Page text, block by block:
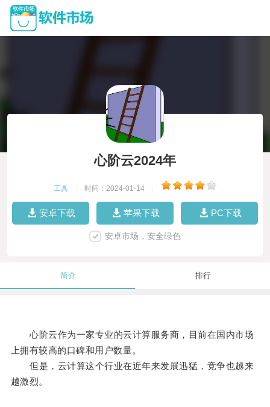
心阶云2024年
工具 时间：2024-01-14
安卓下载 苹果下载 PC下载
安卓市场，安全绿色
简介 排行
心阶云作为一家专业的云计算服务商，目前在国内市场
上拥有较高的口碑和用户数量。
但是，云计算这个行业在近年来发展迅猛，竞争也越来
越激烈。